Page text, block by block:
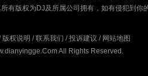
有版权为DJ及所属公司拥有，如有侵犯到你
版权说明 /联系我们 /投诉建议 / 网站地图
All Rights Reserved.